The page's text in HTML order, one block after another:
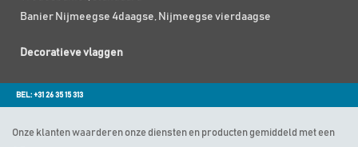
Banier Nijmeegse 4daagse, Nijmeegse vierdaagse
Decoratieve vlaggen
BEL: +31 26 35 15 313
Onze klanten waarderen onze diensten en producten gemiddeld met een